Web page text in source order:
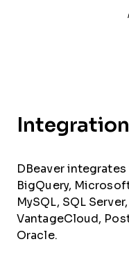
DBeaver
BigQuery,
MySQL, SQL
VantageCloud,
Oracle.